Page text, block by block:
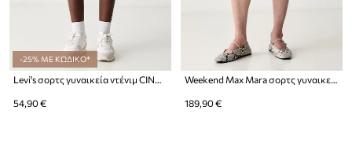
-25% ΜΕ ΚΩΔΙΚΟ*
54,90 € 189,90 €